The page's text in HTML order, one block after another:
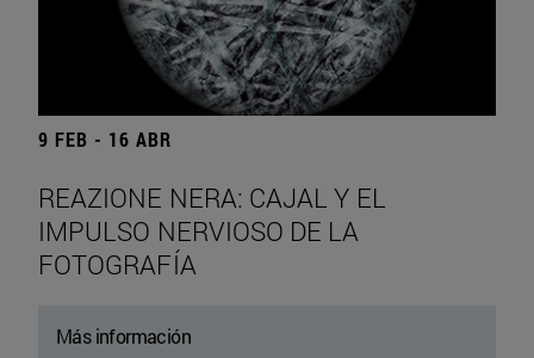
9 FEB - 16 ABR
REAZIONE NERA: CAJAL Y EL
IMPULSO NERVIOSO DE LA
FOTOGRAFÍA
Más información